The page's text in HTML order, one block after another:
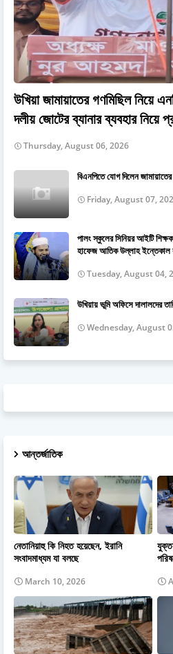
উখিয়া জামায়াতের গণমিছিল নিয়ে
দলীয় জোটের ব্যানার ব্যবহার নিয়ে
Thursday, August 06, 2026
বিএনপিতে যোগ দিলেন
Friday, August 07,
পালং স্কুলের সিনিয়র আইটি
হাফেজ আতিক উল্লাহ ইন্তেকাল
Tuesday, August 04,
উখিয়ায় ভূমি অফিসে দালালদের
Wednesday, August
আন্তর্জাতিক
নেতানিয়াহু কি নিহত হয়েছেন, ইরানি
সংবাদমাধ্যম যা বলছে
March 10, 2026